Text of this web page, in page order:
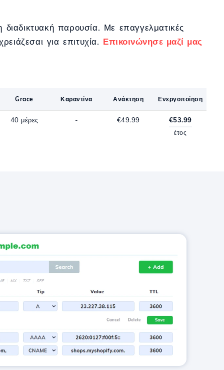
παρουσία. Με επαγγελματικές
για επιτυχία. Επικοινώνησε μαζί μας
Grace Καραντίνα Ανάκτηση Ενεργοποίηση
40 μέρες - €49.99 €53.99
έτος